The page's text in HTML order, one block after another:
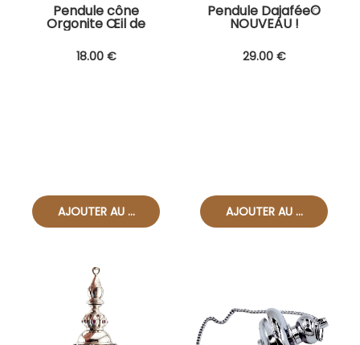
Pendule cône
Orgonite Œil de
18.00 €
Pendule Dajafée©
NOUVEAU !
29.00 €